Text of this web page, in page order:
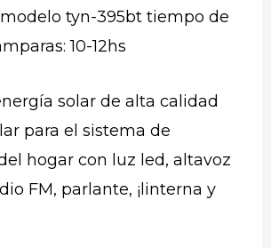
tyn-395bt tiempo de
10-12hs
solar de alta calidad
para el sistema de
hogar con luz led, altavoz
FM, parlante, ¡linterna y